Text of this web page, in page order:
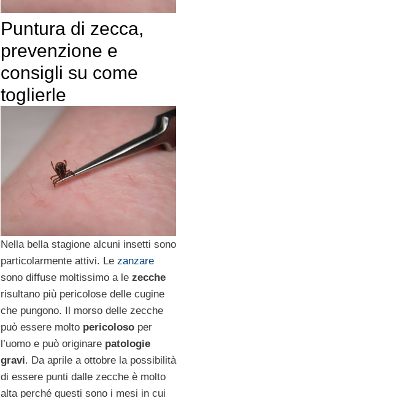
Puntura di zecca,
prevenzione e
consigli su come
toglierle
Nella bella stagione alcuni insetti sono
particolarmente attivi. Le zanzare
sono diffuse moltissimo a le zecche
risultano più pericolose delle cugine
che pungono. Il morso delle zecche
può essere molto pericoloso per
l’uomo e può originare patologie
gravi. Da aprile a ottobre la possibilità
di essere punti dalle zecche è molto
alta perché questi sono i mesi in cui